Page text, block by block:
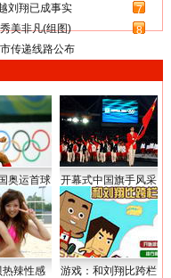
刘翔已成事实
7
美非凡(组图)
8
传递线路公布
奥运首球 开幕式中国旗手风采
热辣性感 游戏：和刘翔比跨栏